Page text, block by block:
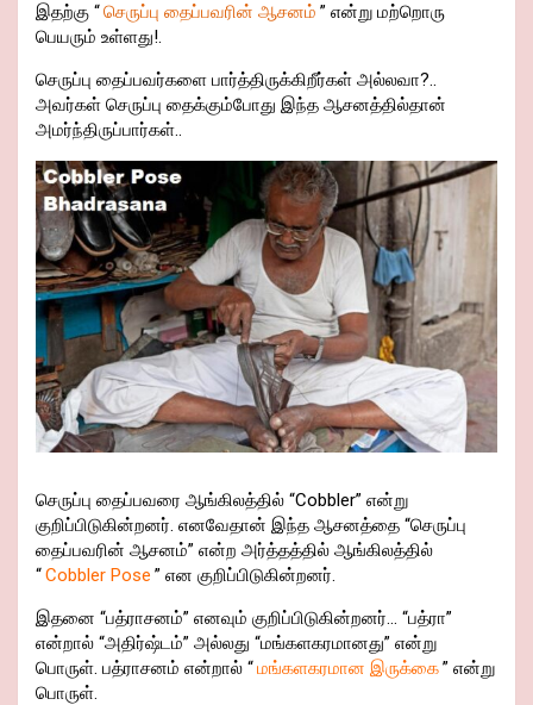
இதற்கு “செருப்பு தைப்பவரின் ஆசனம் ” என்று மற்றொரு
பெயரும் உள்ளது!.
செருப்பு தைப்பவர்களை பார்த்திருக்கிறீர்கள் அல்லவா?..
அவர்கள் செருப்பு தைக்கும்போது இந்த ஆசனத்தில்தான்
அமர்ந்திருப்பார்கள்..
செருப்பு தைப்பவரை ஆங்கிலத்தில் “Cobbler” என்று
குறிப்பிடுகின்றனர். எனவேதான் இந்த ஆசனத்தை “செருப்பு
தைப்பவரின் ஆசனம்” என்ற அர்த்தத்தில் ஆங்கிலத்தில்
“Cobbler Pose ” என குறிப்பிடுகின்றனர்.
இதனை “பத்ராசனம்” எனவும் குறிப்பிடுகின்றனர்… “பத்ரா”
என்றால் “அதிர்ஷ்டம்” அல்லது “மங்களகரமானது” என்று
பொருள். பத்ராசனம் என்றால் “மங்களகரமான இருக்கை” என்று
பொருள்.